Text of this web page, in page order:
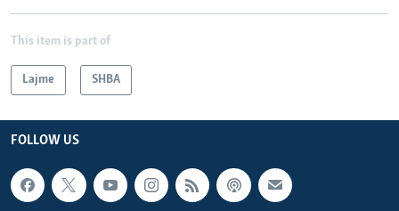
This item is part of
Lajme SHBA
FOLLOW US